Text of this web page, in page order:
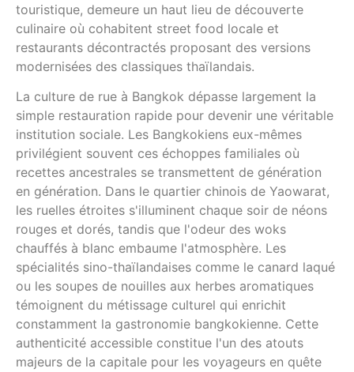
touristique, demeure un haut lieu de découverte
culinaire où cohabitent street food locale et
restaurants décontractés proposant des versions
modernisées des classiques thaïlandais.
La culture de rue à Bangkok dépasse largement la
simple restauration rapide pour devenir une véritable
institution sociale. Les Bangkokiens eux-mêmes
privilégient souvent ces échoppes familiales où
recettes ancestrales se transmettent de génération
en génération. Dans le quartier chinois de Yaowarat,
les ruelles étroites s'illuminent chaque soir de néons
rouges et dorés, tandis que l'odeur des woks
chauffés à blanc embaume l'atmosphère. Les
spécialités sino-thaïlandaises comme le canard laqué
ou les soupes de nouilles aux herbes aromatiques
témoignent du métissage culturel qui enrichit
constamment la gastronomie bangkokienne. Cette
authenticité accessible constitue l'un des atouts
majeurs de la capitale pour les voyageurs en quête